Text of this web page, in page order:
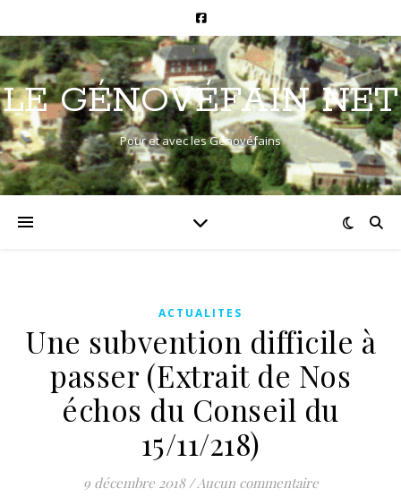
LE GÉNOVÉFAIN NET
Pour et avec les Génovéfains
ACTUALITES
Une subvention difficile à
passer (Extrait de Nos
échos du Conseil du
15/11/218)
9 décembre 2018 /Aucun commentaire